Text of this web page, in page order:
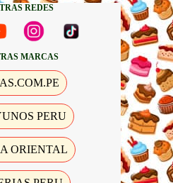
REDES
MARCAS
PERU
ORIENTAL